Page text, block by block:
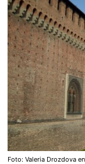
Foto: Valeria Drozdova